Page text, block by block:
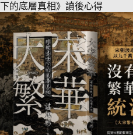
下的底層真相》讀後心得